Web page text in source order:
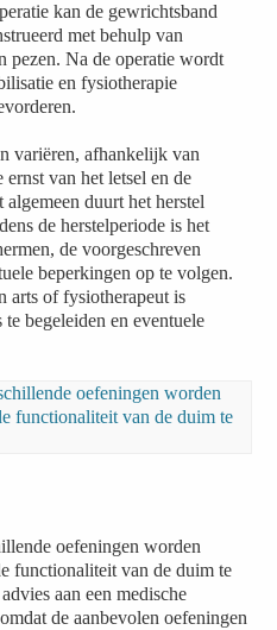
kan de gewrichtsband
met behulp van
pezen. Na de operatie wordt
en fysiotherapie
variëren, afhankelijk van
van het letsel en de
duurt het herstel
de herstelperiode is het
de voorgeschreven
beperkingen op te volgen.
arts of fysiotherapeut is
begeleiden en eventuele
oefeningen worden
functionaliteit van de duim te
aan een medische
de aanbevolen oefeningen